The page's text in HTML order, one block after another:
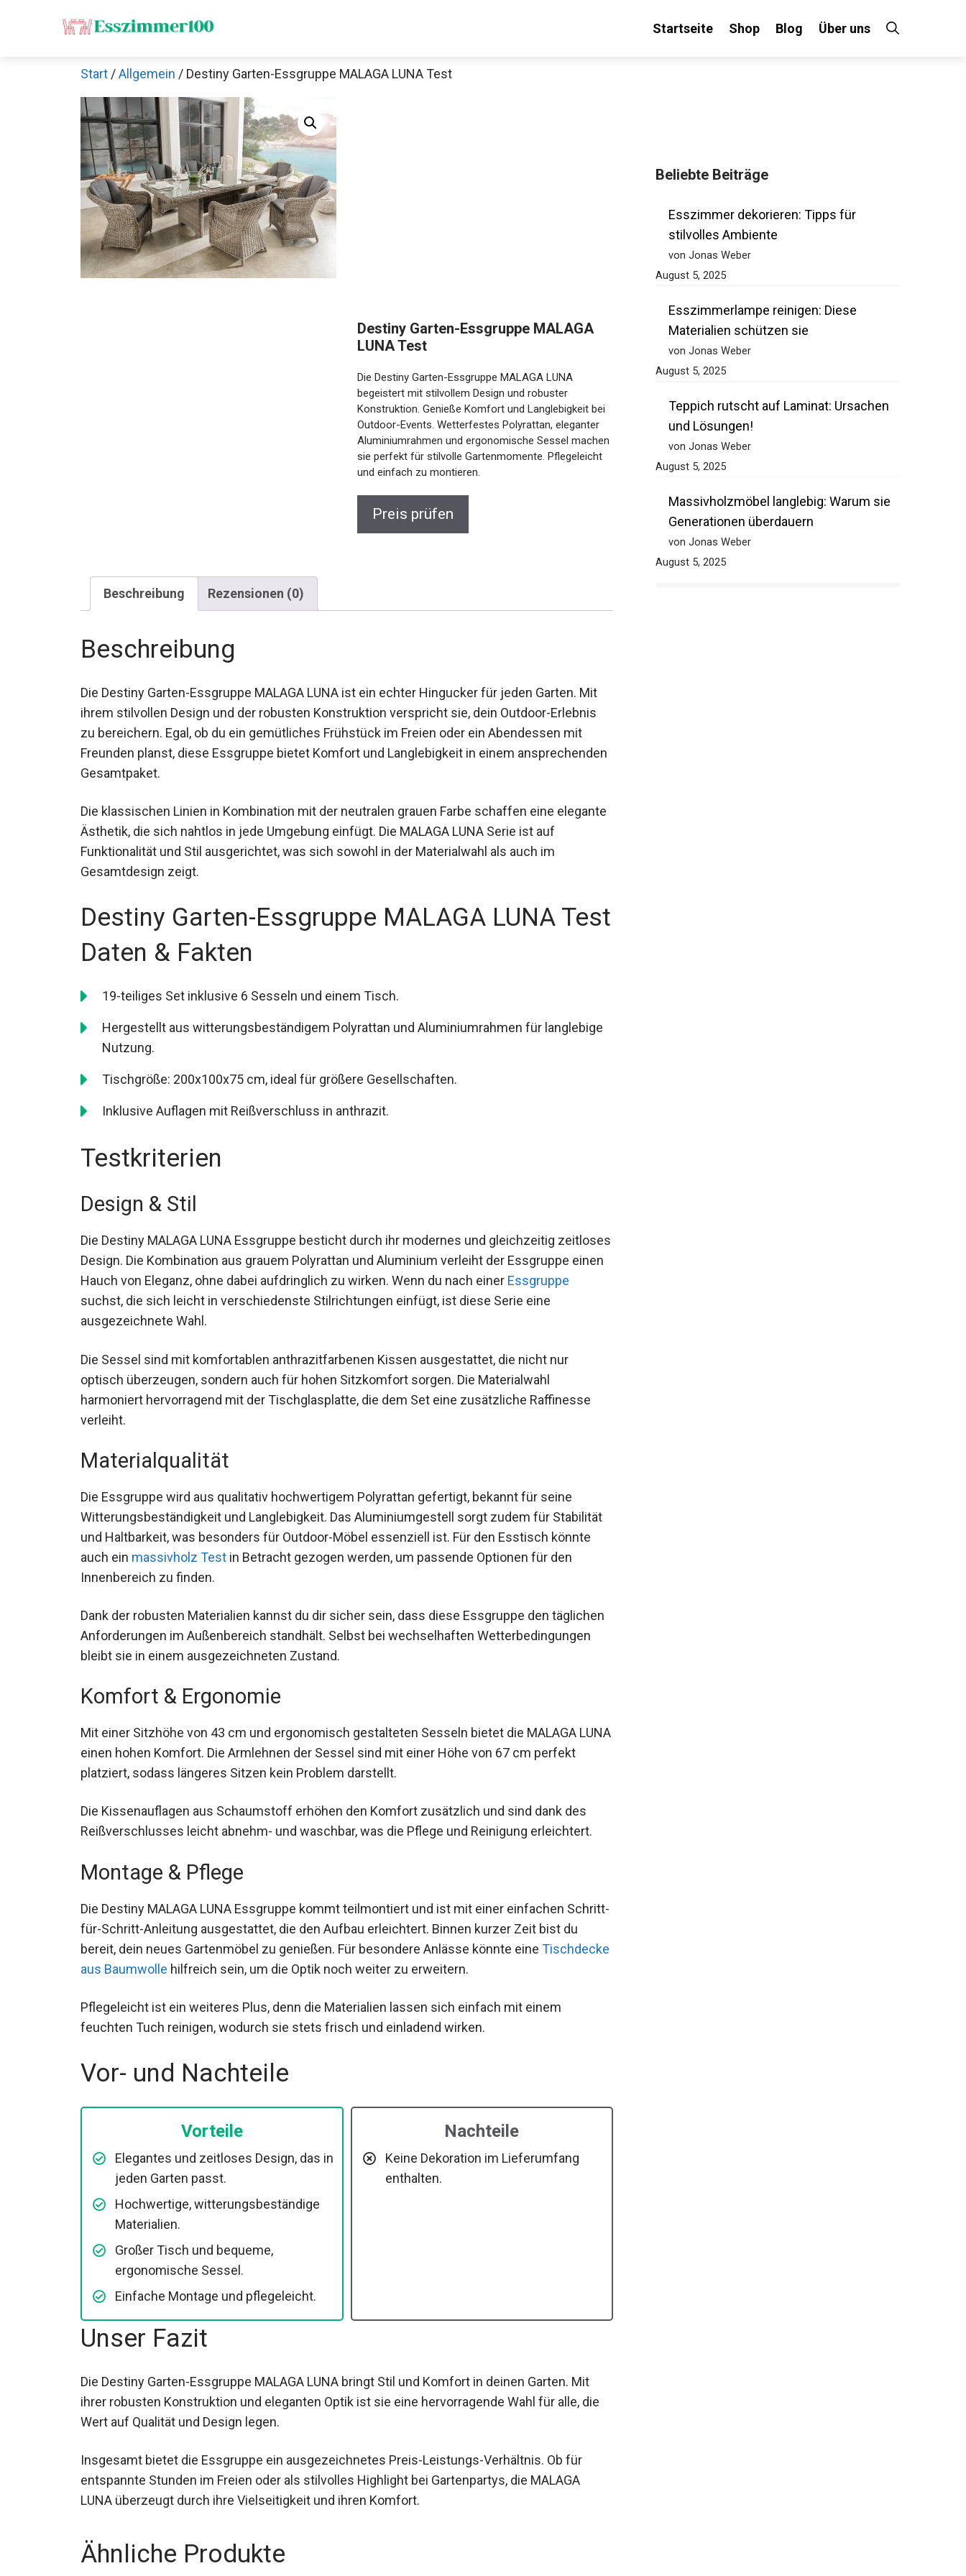
Startseite Shop Blog Über uns
Start /Allgemein / Destiny Garten-Essgruppe MALAGA LUNA Test
Destiny Garten-Essgruppe MALAGA
LUNA Test
Die Destiny Garten-Essgruppe MALAGA LUNA
begeistert mit stilvollem Design und robuster
Konstruktion. Genieße Komfort und Langlebigkeit bei
Outdoor-Events. Wetterfestes Polyrattan, eleganter
Aluminiumrahmen und ergonomische Sessel machen
sie perfekt für stilvolle Gartenmomente. Pflegeleicht
und einfach zu montieren.
Preis prüfen
Beschreibung Rezensionen (0)
Beschreibung
Die Destiny Garten-Essgruppe MALAGA LUNA ist ein echter Hingucker für jeden Garten. Mit
ihrem stilvollen Design und der robusten Konstruktion verspricht sie, dein Outdoor-Erlebnis
zu bereichern. Egal, ob du ein gemütliches Frühstück im Freien oder ein Abendessen mit
Freunden planst, diese Essgruppe bietet Komfort und Langlebigkeit in einem ansprechenden
Gesamtpaket.
Die klassischen Linien in Kombination mit der neutralen grauen Farbe schaffen eine elegante
Ästhetik, die sich nahtlos in jede Umgebung einfügt. Die MALAGA LUNA Serie ist auf
Funktionalität und Stil ausgerichtet, was sich sowohl in der Materialwahl als auch im
Gesamtdesign zeigt.
Destiny Garten-Essgruppe MALAGA LUNA Test
Daten & Fakten
19-teiliges Set inklusive 6 Sesseln und einem Tisch.
Hergestellt aus witterungsbeständigem Polyrattan und Aluminiumrahmen für langlebige
Nutzung.
Tischgröße: 200x100x75 cm, ideal für größere Gesellschaften.
Inklusive Auflagen mit Reißverschluss in anthrazit.
Testkriterien
Design & Stil
Die Destiny MALAGA LUNA Essgruppe besticht durch ihr modernes und gleichzeitig zeitloses
Design. Die Kombination aus grauem Polyrattan und Aluminium verleiht der Essgruppe einen
Hauch von Eleganz, ohne dabei aufdringlich zu wirken. Wenn du nach einer Essgruppe
suchst, die sich leicht in verschiedenste Stilrichtungen einfügt, ist diese Serie eine
ausgezeichnete Wahl.
Die Sessel sind mit komfortablen anthrazitfarbenen Kissen ausgestattet, die nicht nur
optisch überzeugen, sondern auch für hohen Sitzkomfort sorgen. Die Materialwahl
harmoniert hervorragend mit der Tischglasplatte, die dem Set eine zusätzliche Raffinesse
verleiht.
Materialqualität
Die Essgruppe wird aus qualitativ hochwertigem Polyrattan gefertigt, bekannt für seine
Witterungsbeständigkeit und Langlebigkeit. Das Aluminiumgestell sorgt zudem für Stabilität
und Haltbarkeit, was besonders für Outdoor-Möbel essenziell ist. Für den Esstisch könnte
auch ein massivholz Test in Betracht gezogen werden, um passende Optionen für den
Innenbereich zu finden.
Dank der robusten Materialien kannst du dir sicher sein, dass diese Essgruppe den täglichen
Anforderungen im Außenbereich standhält. Selbst bei wechselhaften Wetterbedingungen
bleibt sie in einem ausgezeichneten Zustand.
Komfort & Ergonomie
Mit einer Sitzhöhe von 43 cm und ergonomisch gestalteten Sesseln bietet die MALAGA LUNA
einen hohen Komfort. Die Armlehnen der Sessel sind mit einer Höhe von 67 cm perfekt
platziert, sodass längeres Sitzen kein Problem darstellt.
Die Kissenauflagen aus Schaumstoff erhöhen den Komfort zusätzlich und sind dank des
Reißverschlusses leicht abnehm- und waschbar, was die Pflege und Reinigung erleichtert.
Montage & Pflege
Die Destiny MALAGA LUNA Essgruppe kommt teilmontiert und ist mit einer einfachen Schritt-
für-Schritt-Anleitung ausgestattet, die den Aufbau erleichtert. Binnen kurzer Zeit bist du
bereit, dein neues Gartenmöbel zu genießen. Für besondere Anlässe könnte eine Tischdecke
aus Baumwolle hilfreich sein, um die Optik noch weiter zu erweitern.
Pflegeleicht ist ein weiteres Plus, denn die Materialien lassen sich einfach mit einem
feuchten Tuch reinigen, wodurch sie stets frisch und einladend wirken.
Vor- und Nachteile
Vorteile
Elegantes und zeitloses Design, das in
jeden Garten passt.
Hochwertige, witterungsbeständige
Materialien.
Großer Tisch und bequeme,
ergonomische Sessel.
Einfache Montage und pflegeleicht.
Nachteile
Keine Dekoration im Lieferumfang
enthalten.
Unser Fazit
Die Destiny Garten-Essgruppe MALAGA LUNA bringt Stil und Komfort in deinen Garten. Mit
ihrer robusten Konstruktion und eleganten Optik ist sie eine hervorragende Wahl für alle, die
Wert auf Qualität und Design legen.
Insgesamt bietet die Essgruppe ein ausgezeichnetes Preis-Leistungs-Verhältnis. Ob für
entspannte Stunden im Freien oder als stilvolles Highlight bei Gartenpartys, die MALAGA
LUNA überzeugt durch ihre Vielseitigkeit und ihren Komfort.
Ähnliche Produkte
Beliebte Beiträge
Esszimmer dekorieren: Tipps für
stilvolles Ambiente
von Jonas Weber
August 5, 2025
Esszimmerlampe reinigen: Diese
Materialien schützen sie
von Jonas Weber
August 5, 2025
Teppich rutscht auf Laminat: Ursachen
und Lösungen!
von Jonas Weber
August 5, 2025
Massivholzmöbel langlebig: Warum sie
Generationen überdauern
von Jonas Weber
August 5, 2025